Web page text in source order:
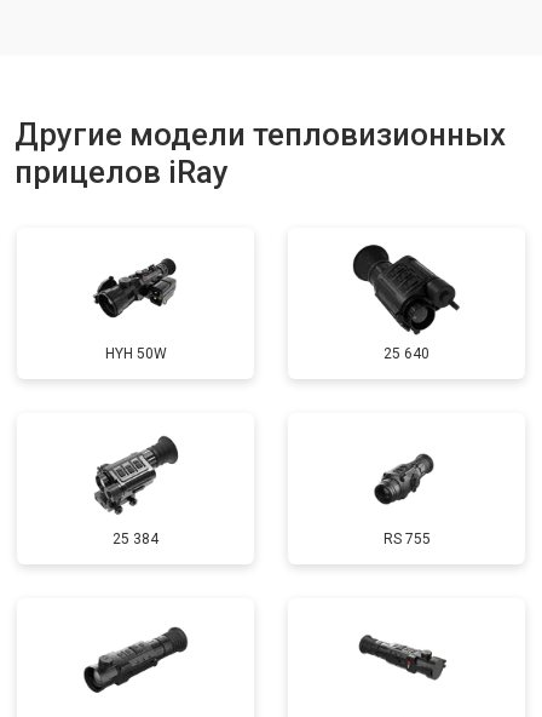
Другие модели тепловизионных
прицелов iRay
HYH 50W 25 640
25 384 RS 755